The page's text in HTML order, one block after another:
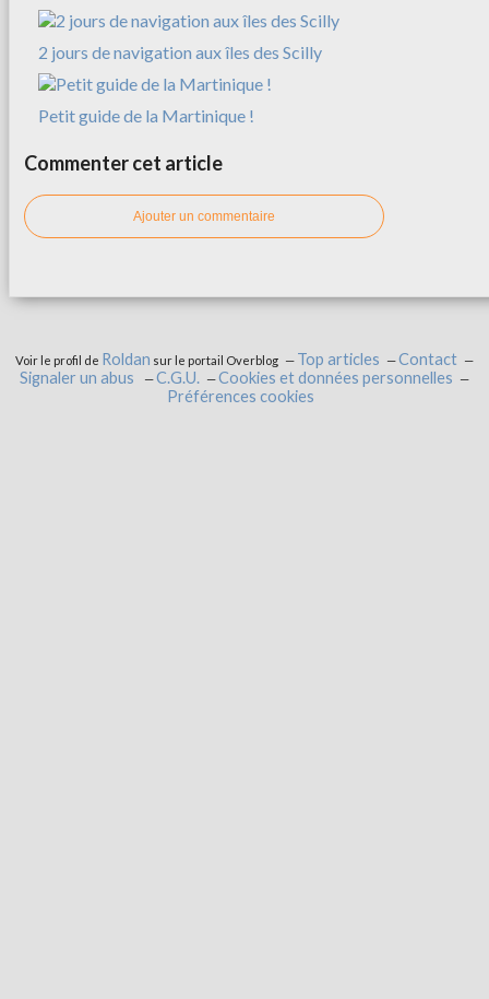
2 jours de navigation aux îles des Scilly
Petit guide de la Martinique !
Commenter cet article
Ajouter un commentaire
Voir le profil de Roldan sur le portail Overblog Top articles
Contact
Signaler un abus
C.G.U.
Cookies et données personnelles
Préférences cookies